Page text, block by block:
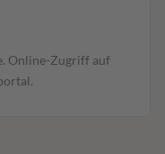
Online-Zugriff auf